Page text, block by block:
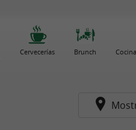
Cervecerías Brunch